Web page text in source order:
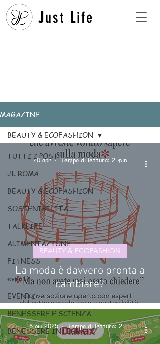
Just Life
MAGAZINE
TUTTI I POST
JL ROMA
BEAUTY & ECOFASHION
SOSTENIBILITÀ
TALKLIFE
ALIMENTAZIONE
FITNESS
eventi
EVENTI
BENESSERE E SCIENZA
BENESSERE INTEGRATO
BEAUTY & ECOFASHION
La moda è davvero pronta a
cambiare?
BEAUTY & ECOFASHION
20 apr Tempo di lettura: 2 min
6 giu 2025 Tempo di lettura: 2 min